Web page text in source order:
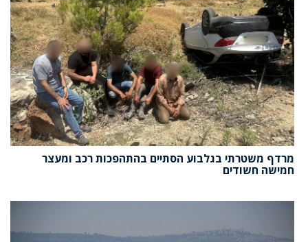
מרדף משטרתי בגלבוע הסתיים בהתהפכות רכב ומעצר
חמישה חשודים